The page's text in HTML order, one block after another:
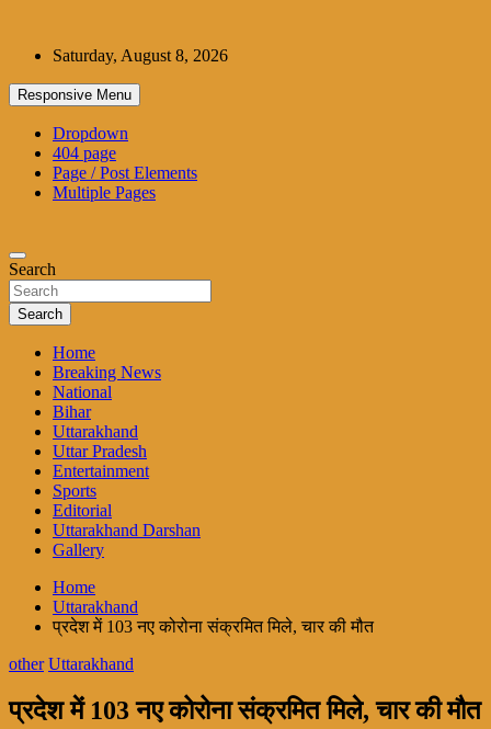
contentSaturday, August 8, 2026
Responsive Menu
Dropdown
404 page
Page / Post Elements
Multiple Pages
Search
Search
Home
Breaking News
National
Bihar
Uttarakhand
Uttar Pradesh
Entertainment
Sports
Editorial
Uttarakhand Darshan
Gallery
Home
Uttarakhand
प्रदेश में 103 नए कोरोना संक्रमित मिले, चार की मौत
other Uttarakhand
प्रदेश में 103 नए कोरोना संक्रमित मिले, चार की मौत